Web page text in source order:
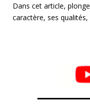
Dans cet article,
caractère, ses